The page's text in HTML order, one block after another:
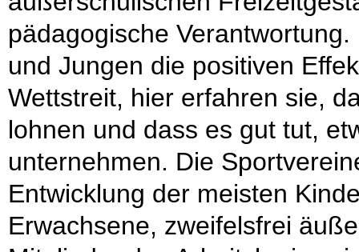
pädagogische
und Jungen die positiven
Wettstreit, hier erfahren sie,
lohnen und dass es gut tut,
unternehmen. Die
Entwicklung der meisten
Erwachsene, zweifelsfrei